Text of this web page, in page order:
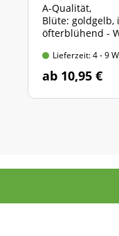
A-Qualität,
Blüte:
öfterblühend -
Lieferzeit: 4 - 9
ab 10,95 €